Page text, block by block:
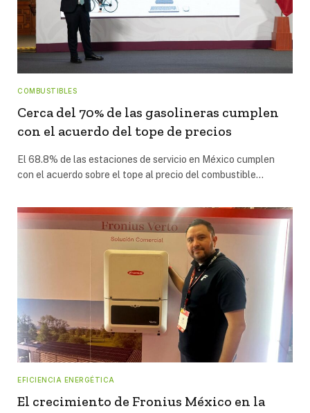
COMBUSTIBLES
Cerca del 70% de las gasolineras cumplen
con el acuerdo del tope de precios
El 68.8% de las estaciones de servicio en México cumplen
con el acuerdo sobre el tope al precio del combustible…
EFICIENCIA ENERGÉTICA
El crecimiento de Fronius México en la